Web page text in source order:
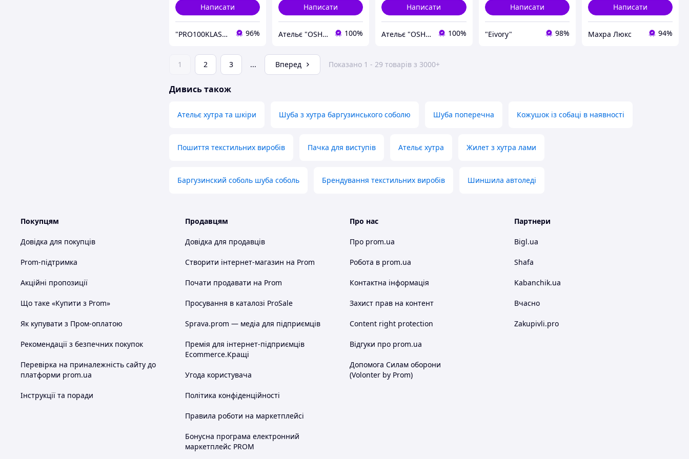
Написати
"PRO100KLASS" Інтернет-магазин дитячого спортивного одягу 96%
Написати
Ательє "OSHMANIN" 100%
Написати
Ательє "OSHMANIN" 100%
Написати
"Eivory" 98%
Написати
Махра Люкс 94%
1 2 3 ... Вперед Показано 1 - 29 товарів з 3000+
Дивись також
Ательє хутра та шкіри Шуба з хутра баргузинського соболю Шуба поперечна Кожушок із собаці в наявності
Пошиття текстильних виробів Пачка для виступів Ательє хутра Жилет з хутра лами
Баргузинский соболь шуба соболь Брендування текстильних виробів Шиншила автоледі
Покупцям
Довідка для покупців
Prom-підтримка
Акційні пропозиції
Що таке «Купити з Prom»
Як купувати з Пром-оплатою
Рекомендації з безпечних покупок
Перевірка на приналежність сайту до
платформи prom.ua
Інструкції та поради
Продавцям
Довідка для продавців
Створити інтернет-магазин на Prom
Почати продавати на Prom
Просування в каталозі ProSale
Sprava.prom — медіа для підприємців
Премія для інтернет-підприємців
Ecommerce.Кращі
Угода користувача
Політика конфіденційності
Правила роботи на маркетплейсі
Бонусна програма електронний
маркетплейс PROM
Про нас
Про prom.ua
Робота в prom.ua
Контактна інформація
Захист прав на контент
Content right protection
Відгуки про prom.ua
Допомога Силам оборони
(Volonter by Prom)
Партнери
Bigl.ua
Shafa
Kabanchik.ua
Вчасно
Zakupivli.pro